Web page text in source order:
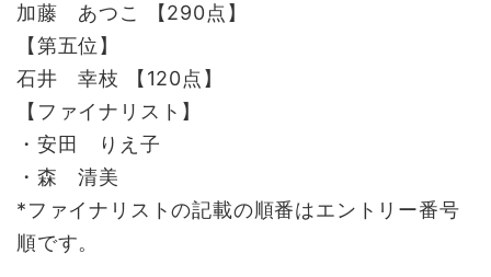
加藤 あつこ 【290点】
【第五位】
石井 幸枝 【120点】
【ファイナリスト】
・安田 りえ子
・森 清美
*ファイナリストの記載の順番はエントリー番号
順です。